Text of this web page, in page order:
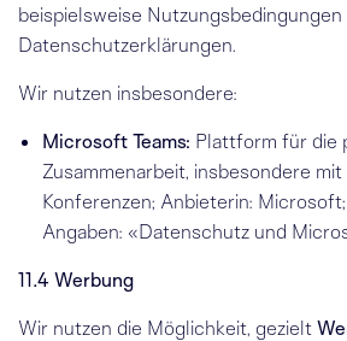
beispielsweise
Datenschutzerklärungen.
Wir nutzen insbesondere:
Microsoft Teams: Plattform für die
Zusammenarbeit, insbesondere
Konferenzen; Anbieterin:
Angaben: «Datenschutz und
11.4 Werbung
Wir nutzen die Möglichkeit, gezielt